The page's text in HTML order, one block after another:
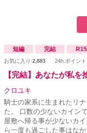
短編 完結 R15
お気に入り:2,883 24h.ポイント
【完結】あなたが私を
クロユキ
騎士の家系に生まれたリ
た。 口数の少ないカイン
屋敷へ帰る事が少ないカ
ら一度も過ごした事はな